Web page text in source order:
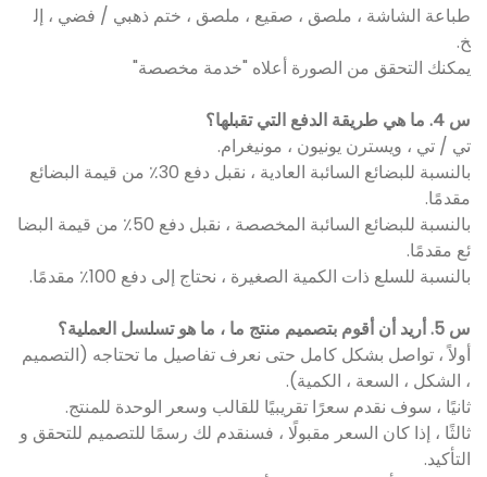
طباعة الشاشة ، ملصق ، صقيع ، ملصق ، ختم ذهبي / فضي ، إل
خ.
يمكنك التحقق من الصورة أعلاه "خدمة مخصصة"
س 4. ما هي طريقة الدفع التي تقبلها؟
تي / تي ، ويسترن يونيون ، مونيغرام.
بالنسبة للبضائع السائبة العادية ، نقبل دفع 30٪ من قيمة البضائع
مقدمًا.
بالنسبة للبضائع السائبة المخصصة ، نقبل دفع 50٪ من قيمة البضا
ئع مقدمًا.
بالنسبة للسلع ذات الكمية الصغيرة ، نحتاج إلى دفع 100٪ مقدمًا.
س 5. أريد أن أقوم بتصميم منتج ما ، ما هو تسلسل العملية؟
أولاً ، تواصل بشكل كامل حتى نعرف تفاصيل ما تحتاجه (التصميم
، الشكل ، السعة ، الكمية).
ثانيًا ، سوف نقدم سعرًا تقريبيًا للقالب وسعر الوحدة للمنتج.
ثالثًا ، إذا كان السعر مقبولًا ، فسنقدم لك رسمًا للتصميم للتحقق و
التأكيد.